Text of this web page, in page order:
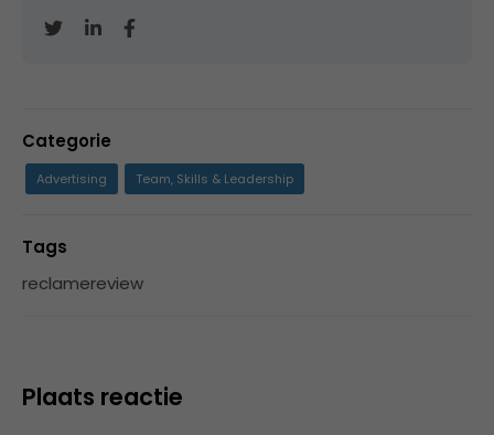
Categorie
Advertising Team, Skills & Leadership
Tags
reclamereview
Plaats reactie